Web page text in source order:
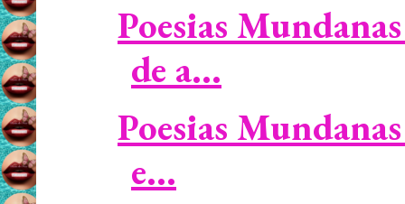
Poesias
de a...
Poesias
e...